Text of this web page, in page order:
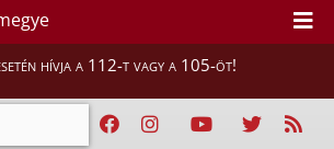
hívja a 112-t vagy a 105-öt!